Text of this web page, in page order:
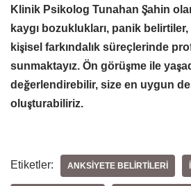
Klinik Psikolog Tunahan Şahin
kaygı bozuklukları, panik
kişisel farkındalık süreçlerinde
sunmaktayız. Ön görüşme ile
değerlendirebilir, size en uygun
oluşturabiliriz.
Etiketler: ANKSIYETE BELIRTILERI